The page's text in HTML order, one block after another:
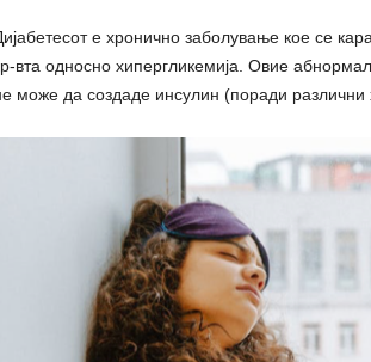
е хронично заболување кое се
вта односно хипергликемија. Овие
може да создаде инсулин (поради